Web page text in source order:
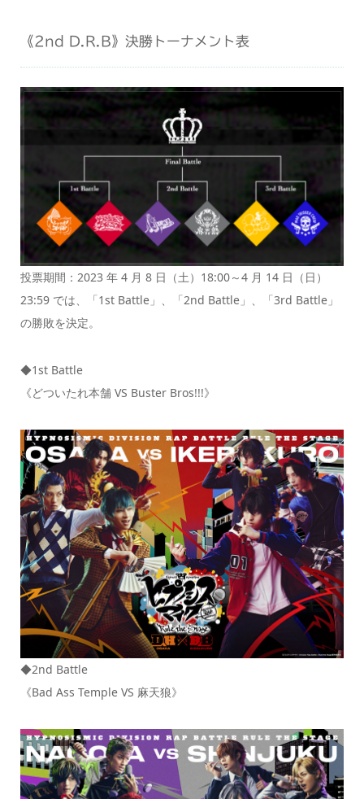
《2nd D.R.B》決勝トーナメント表
投票期間：2023 年 4 月 8 日（土）18:00～4 月 14 日（日）
23:59 では、「1st Battle」、「2nd Battle」、「3rd Battle」
の勝敗を決定。
◆1st Battle
《どついたれ本舗 VS Buster Bros!!!》
◆2nd Battle
《Bad Ass Temple VS 麻天狼》